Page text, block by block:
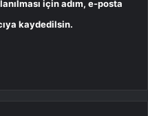
için adım, e-posta
kaydedilsin.